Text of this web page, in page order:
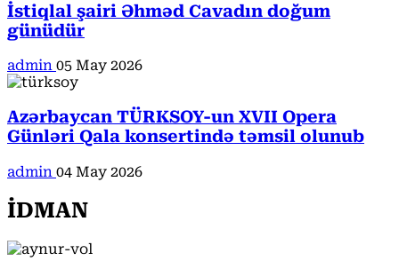
İstiqlal şairi Əhməd Cavadın doğum
günüdür
admin 05 May 2026
Azərbaycan TÜRKSOY-un XVII Opera
Günləri Qala konsertində təmsil olunub
admin 04 May 2026
İDMAN